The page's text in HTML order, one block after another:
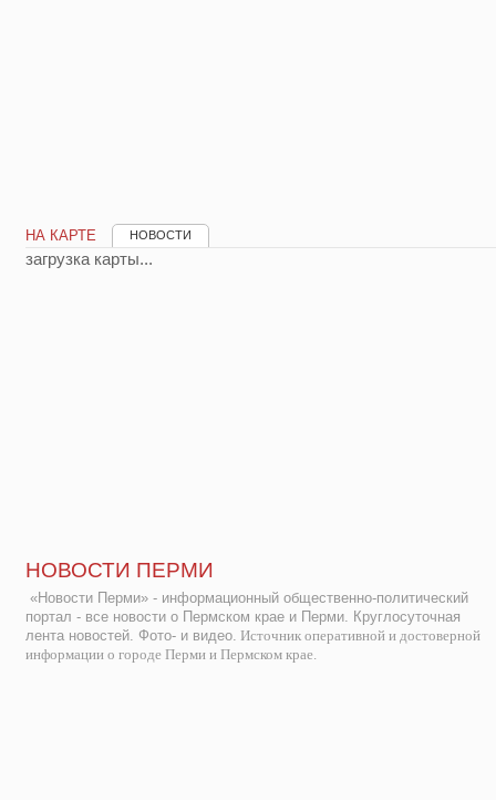
НА КАРТЕ НОВОСТИ
загрузка карты...
НОВОСТИ ПЕРМИ
«Новости Перми» - информационный общественно-политический
портал - все новости о Пермском крае и Перми. Круглосуточная
лента новостей. Фото- и видео. Источник оперативной и достоверной
информации о городе Перми и Пермском крае.